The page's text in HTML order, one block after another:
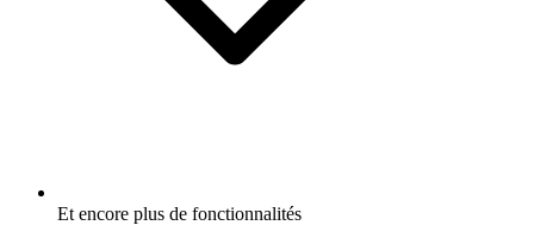
Et encore plus de fonctionnalités